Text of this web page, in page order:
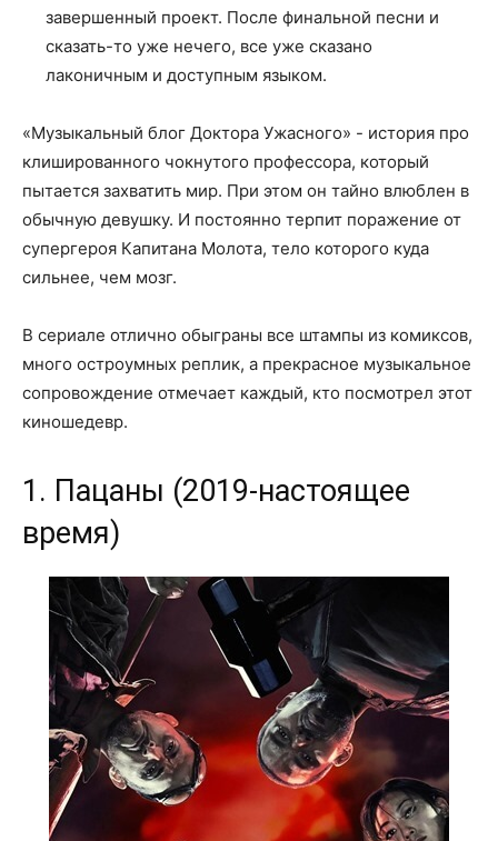
завершенный проект. После финальной песни и
сказать-то уже нечего, все уже сказано
лаконичным и доступным языком.
«Музыкальный блог Доктора Ужасного» - история про
клишированного чокнутого профессора, который
пытается захватить мир. При этом он тайно влюблен в
обычную девушку. И постоянно терпит поражение от
супергероя Капитана Молота, тело которого куда
сильнее, чем мозг.
В сериале отлично обыграны все штампы из комиксов,
много остроумных реплик, а прекрасное музыкальное
сопровождение отмечает каждый, кто посмотрел этот
киношедевр.
1. Пацаны (2019-настоящее
время)